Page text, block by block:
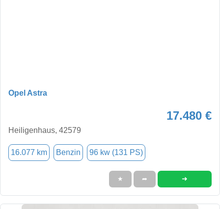
Opel Astra
17.480 €
Heiligenhaus, 42579
16.077 km Benzin 96 kw (131 PS)
★ ➦ ➜